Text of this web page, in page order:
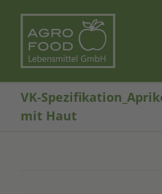
content
VK-
mit Haut